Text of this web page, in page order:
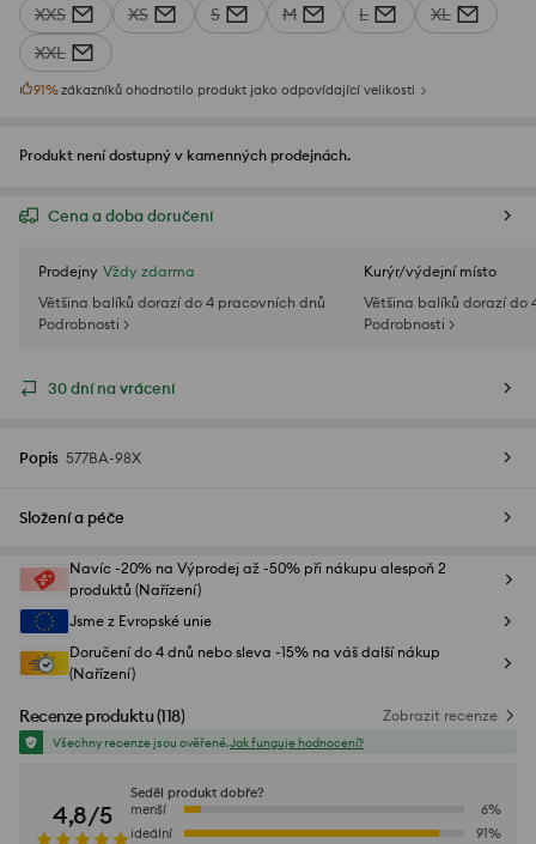
XXS XS S M L
XL
XXL
91%zákazníků ohodnotilo produkt jako odpovídající velikosti
Produkt není dostupný v kamenných prodejnách.
Cena a doba doručení
Prodejny Vždy zdarma
Většina balíků dorazí do 4 pracovních dnů
Podrobnosti >
Kurýr/výdejní místo
Většina balíků dorazí do
Podrobnosti >
30 dní na vrácení
Popis 577BA-98X
Složení a péče
Navíc -20% na Výprodej až -50% při nákupu alespoň 2
produktů (Nařízení)
Jsme z Evropské unie
Doručení do 4 dnů nebo sleva -15% na váš další nákup
(Nařízení)
Recenze produktu(118) Zobrazit recenze
Všechny recenze jsou ověřené.Jak funguje hodnocení?
4,8/5
Seděl produkt dobře?
menší
6%
ideální
91%